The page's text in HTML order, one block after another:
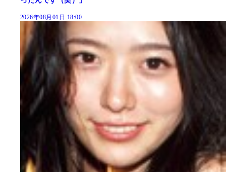
2026年08月01日 18:00